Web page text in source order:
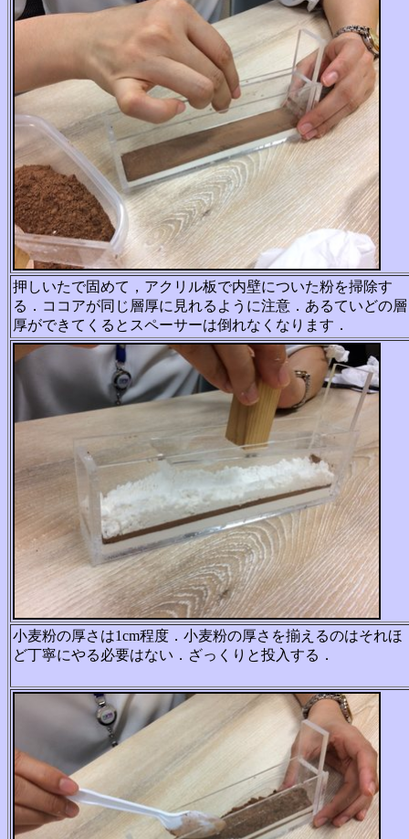
押しいたで固めて，アクリル板で内壁についた粉を掃除す
る．ココアが同じ層厚に見れるように注意．あるていどの層
厚ができてくるとスペーサーは倒れなくなります．
小麦粉の厚さは1cm程度．小麦粉の厚さを揃えるのはそれほ
ど丁寧にやる必要はない．ざっくりと投入する．